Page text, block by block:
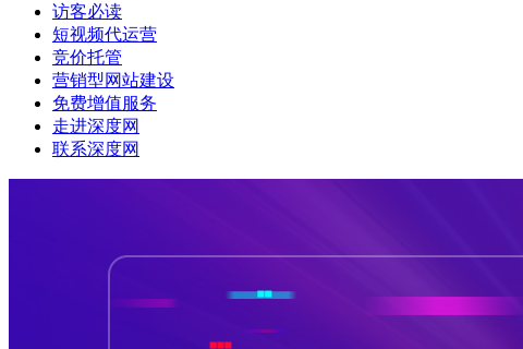
访客必读
短视频代运营
竞价托管
营销型网站建设
免费增值服务
走进深度网
联系深度网